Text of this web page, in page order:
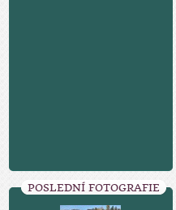
POSLEDNÍ FOTOGRAFIE